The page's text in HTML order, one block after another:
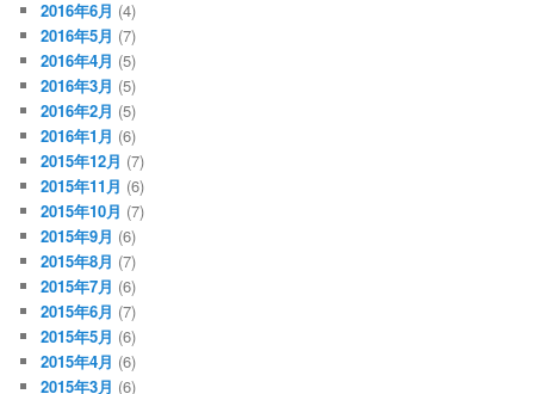
2016年6月 (4)
2016年5月 (7)
2016年4月 (5)
2016年3月 (5)
2016年2月 (5)
2016年1月 (6)
2015年12月 (7)
2015年11月 (6)
2015年10月 (7)
2015年9月 (6)
2015年8月 (7)
2015年7月 (6)
2015年6月 (7)
2015年5月 (6)
2015年4月 (6)
2015年3月 (6)